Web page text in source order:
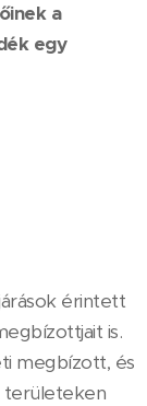
a
egy
érintett
is.
megbízott, és
területeken